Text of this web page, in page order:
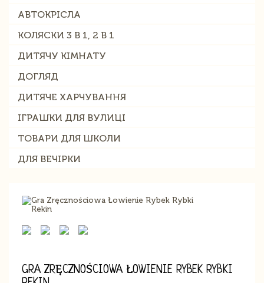
АВТОКРІСЛА
КОЛЯСКИ 3 В 1, 2 В 1
ДИТЯЧУ КІМНАТУ
ДОГЛЯД
ДИТЯЧЕ ХАРЧУВАННЯ
ІГРАШКИ ДЛЯ ВУЛИЦІ
ТОВАРИ ДЛЯ ШКОЛИ
ДЛЯ ВЕЧІРКИ
GRA ZRĘCZNOŚCIOWA ŁOWIENIE RYBEK RYBKI